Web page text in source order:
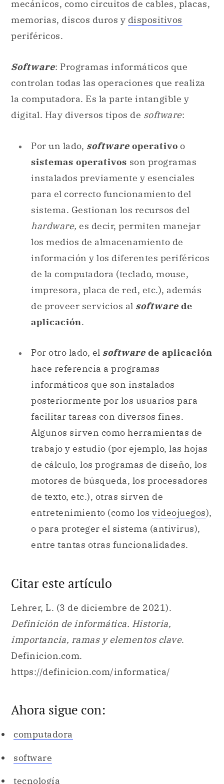
Software: Programas informáticos que
controlan todas las operaciones que realiza
la computadora. Es la parte intangible y
Por un lado,softwareoperativoo
sistemas operativosson programas
instalados previamente y esenciales
sistema. Gestionan los recursos del
hardware,es decir, permiten manejar
los medios de almacenamiento de
información y los diferentes periféricos
de la computadora (teclado, mouse,
impresora, placa de red, etc.), además
de proveer servicios alsoftwarede
aplicación.
Por otro lado, elsoftwarede aplicación
hace referencia a programas
informáticos que son instalados
facilitar tareas con diversos fines.
Algunos sirven como herramientas de
trabajo y estudio (por ejemplo, las hojas
de cálculo, los programas de diseño, los
motores de búsqueda, los procesadores
de texto, etc.), otras sirven de
entretenimiento (como losvideojuegos),
o para proteger el sistema (antivirus),
entre tantas otras funcionalidades.
Citar este artículo
Lehrer, L. (3 de diciembre de 2021).
importancia, ramas y elementos clave
https://definicion.com/informatica/
Ahora sigue con:
computadora
tecnología
Internet
código